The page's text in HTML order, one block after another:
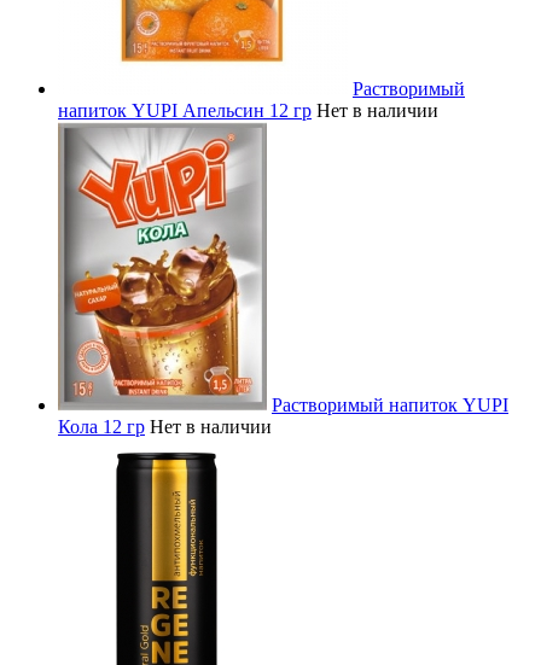
Растворимый
напиток YUPI Апельсин 12 гр Нет в наличии
Растворимый напиток YUPI
Кола 12 гр Нет в наличии